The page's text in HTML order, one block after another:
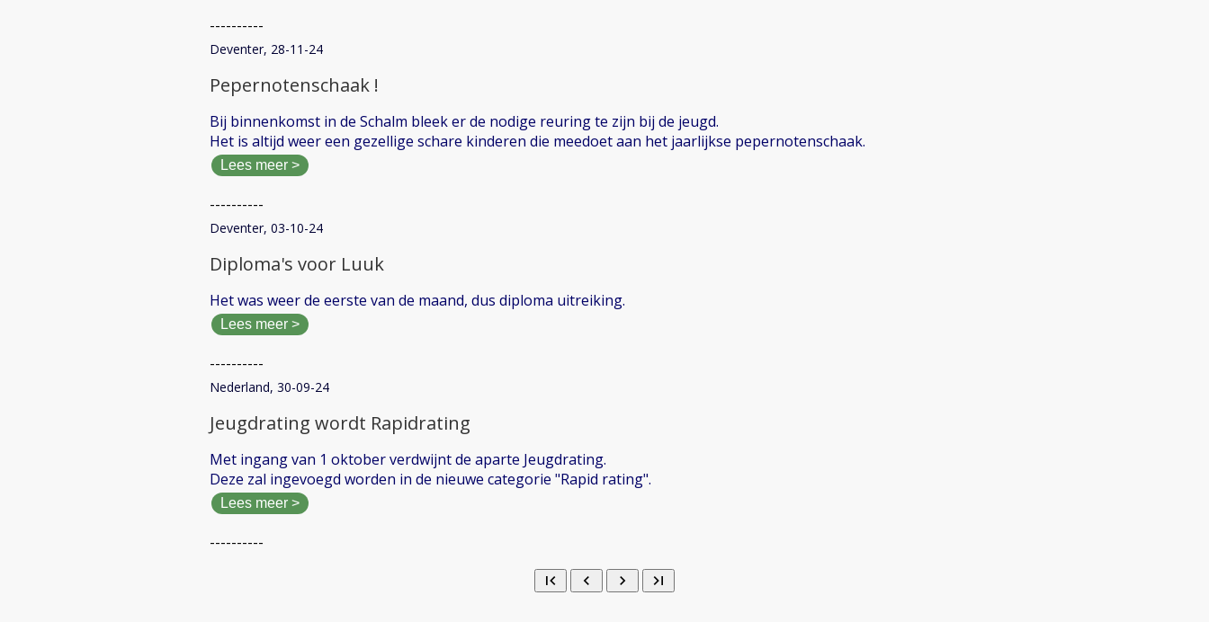
----------
Deventer, 28-11-24
Pepernotenschaak !
Bij binnenkomst in de Schalm bleek er de nodige reuring te zijn bij de jeugd.
Het is altijd weer een gezellige schare kinderen die meedoet aan het jaarlijkse pepernotenschaak.
Lees meer >
----------
Deventer, 03-10-24
Diploma's voor Luuk
Het was weer de eerste van de maand, dus diploma uitreiking.
Lees meer >
----------
Nederland, 30-09-24
Jeugdrating wordt Rapidrating
Met ingang van 1 oktober verdwijnt de aparte Jeugdrating.
Deze zal ingevoegd worden in de nieuwe categorie "Rapid rating".
Lees meer >
----------
first_page chevron_left chevron_right last_page